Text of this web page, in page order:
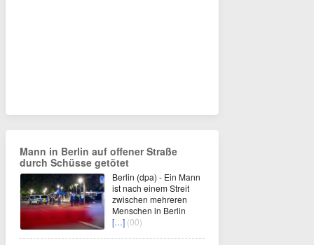
Mann in Berlin auf offener Straße
durch Schüsse getötet
Berlin (dpa) - Ein Mann
ist nach einem Streit
zwischen mehreren
Menschen in Berlin
[…] (00)